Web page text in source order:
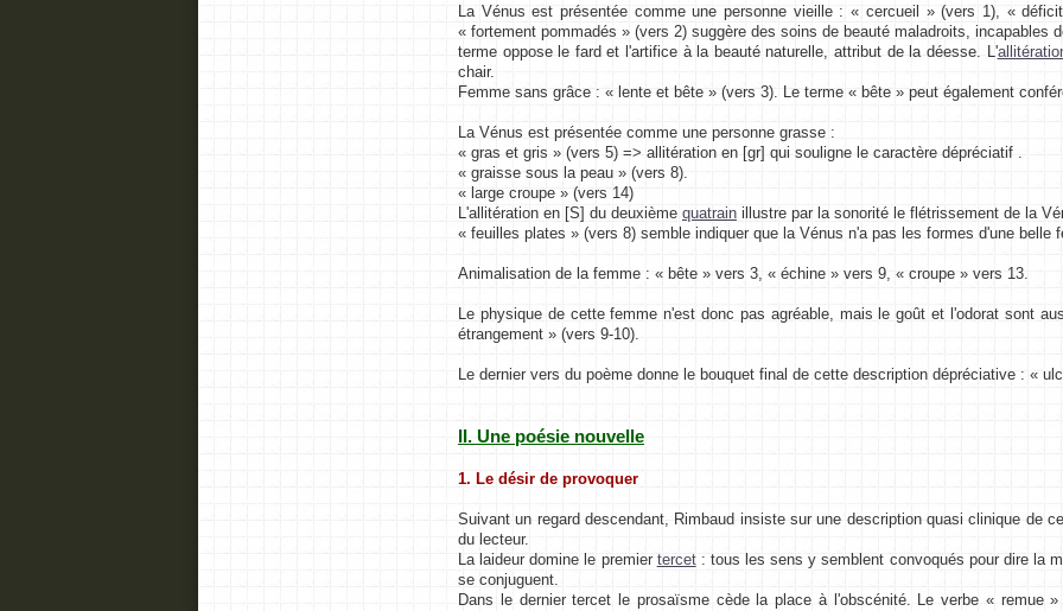
La Vénus est présentée comme une personne vieille : « cercueil » (vers 1), «
« fortement pommadés » (vers 2) suggère des soins de beauté maladroits, incapables
terme oppose le fard et l'artifice à la beauté naturelle, attribut de la déesse. L'
chair.
Femme sans grâce : « lente et bête » (vers 3). Le terme « bête » peut également
La Vénus est présentée comme une personne grasse :
« gras et gris » (vers 5) => allitération en [gr] qui souligne le caractère dépréciatif .
« graisse sous la peau » (vers 8).
« large croupe » (vers 14)
L'allitération en [S] du deuxième quatrain illustre par la sonorité le flétrissement de la
« feuilles plates » (vers 8) semble indiquer que la Vénus n'a pas les formes d'une belle
Animalisation de la femme : « bête » vers 3, « échine » vers 9, « croupe » vers 13.
Le physique de cette femme n'est donc pas agréable, mais le goût et l'odorat sont
étrangement » (vers 9-10).
Le dernier vers du poème donne le bouquet final de cette description dépréciative : «
II. Une poésie nouvelle
1. Le désir de provoquer
Suivant un regard descendant, Rimbaud insiste sur une description quasi clinique de
du lecteur.
La laideur domine le premier tercet: tous les sens y semblent convoqués pour dire la
se conjuguent.
Dans le dernier tercet le prosaïsme cède la place à l'obscénité. Le verbe « remue